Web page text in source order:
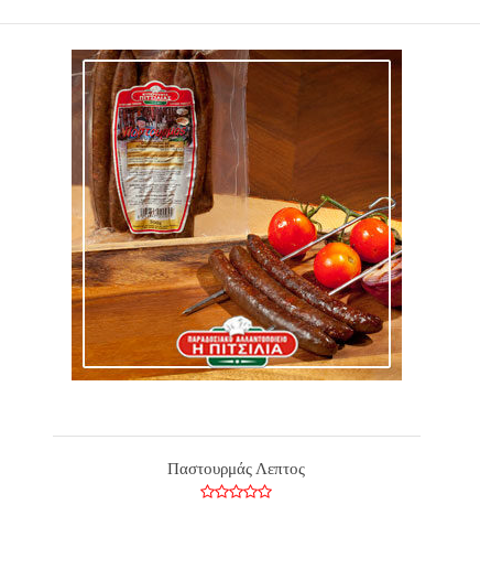
Παστουρμάς Λεπτος